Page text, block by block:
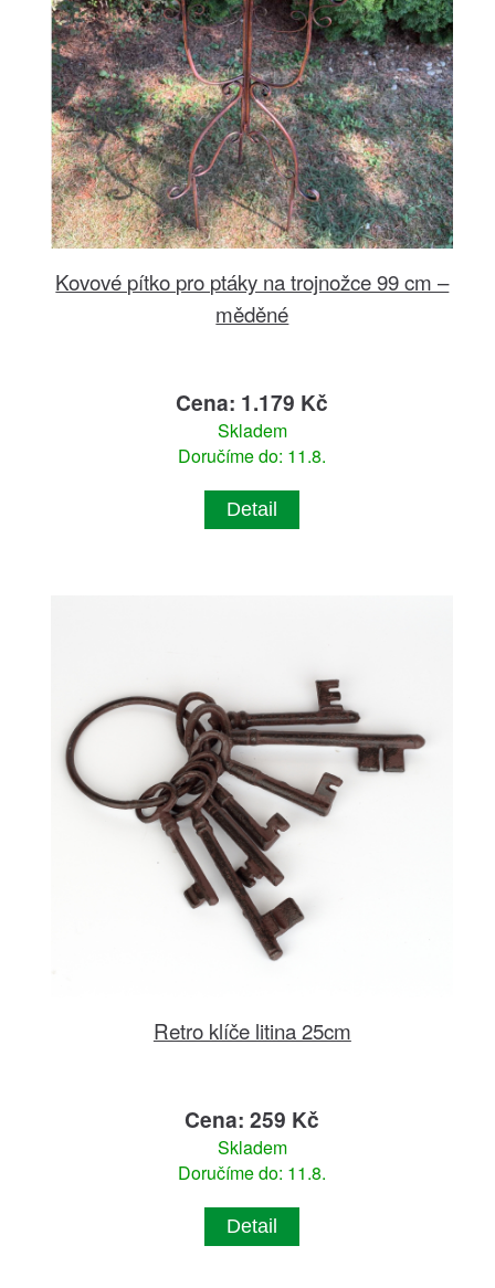
Kovové pítko pro ptáky na trojnožce 99 cm –
měděné
Cena: 1.179 Kč
Skladem
Doručíme do: 11.8.
Detail
Retro klíče litina 25cm
Cena: 259 Kč
Skladem
Doručíme do: 11.8.
Detail